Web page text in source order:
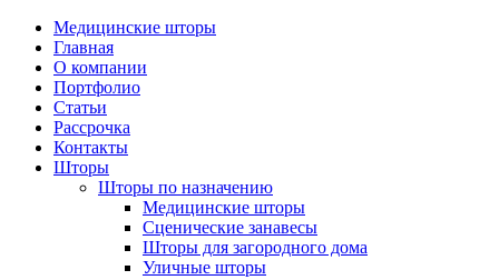
Медицинские шторы
Главная
О компании
Портфолио
Статьи
Рассрочка
Контакты
Шторы
Шторы по назначению
Медицинские шторы
Сценические занавесы
Шторы для загородного дома
Уличные шторы